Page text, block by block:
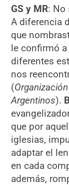
GS y MR: No
A diferencia
que
le confirmó
diferentes
nos
(
Argentinos).
que por
iglesias,
adaptar el
en cada
además,